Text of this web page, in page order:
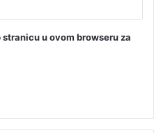
u ovom browseru za